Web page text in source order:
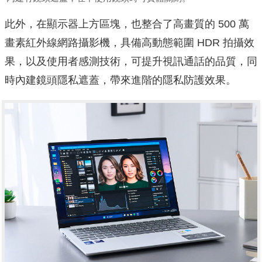
此外，在顯示器上方區塊，也整合了高畫質的 500 萬
畫素紅外線網路攝影機，具備高動態範圍 HDR 拍攝效
果，以及使用者感測技術，可提升視訊通話的品質，同
時內建鏡頭隱私遮蓋，帶來進階的隱私防護效果。